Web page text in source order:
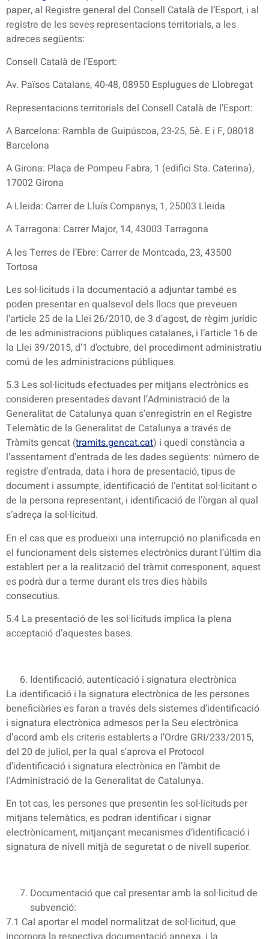
paper, al Registre general del Consell Català de l’Esport, i al
registre de les seves representacions territorials, a les
adreces següents:
Consell Català de l’Esport:
Av. Països Catalans, 40-48, 08950 Esplugues de Llobregat
Representacions territorials del Consell Català de l’Esport:
A Barcelona: Rambla de Guipúscoa, 23-25, 5è. E i F, 08018
Barcelona
A Girona: Plaça de Pompeu Fabra, 1 (edifici Sta. Caterina),
17002 Girona
A Lleida: Carrer de Lluís Companys, 1, 25003 Lleida
A Tarragona: Carrer Major, 14, 43003 Tarragona
A les Terres de l’Ebre: Carrer de Montcada, 23, 43500
Tortosa
Les sol·licituds i la documentació a adjuntar també es
poden presentar en qualsevol dels llocs que preveuen
l’article 25 de la Llei 26/2010, de 3 d’agost, de règim jurídic
de les administracions públiques catalanes, i l’article 16 de
la Llei 39/2015, d’1 d’octubre, del procediment administratiu
comú de les administracions públiques.
5.3 Les sol·licituds efectuades per mitjans electrònics es
consideren presentades davant l’Administració de la
Generalitat de Catalunya quan s’enregistrin en el Registre
Telemàtic de la Generalitat de Catalunya a través de
Tràmits gencat (tramits.gencat.cat) i quedi constància a
l’assentament d’entrada de les dades següents: número de
registre d’entrada, data i hora de presentació, tipus de
document i assumpte, identificació de l’entitat sol·licitant o
de la persona representant, i identificació de l’òrgan al qual
s’adreça la sol·licitud.
En el cas que es produeixi una interrupció no planificada en
el funcionament dels sistemes electrònics durant l’últim dia
establert per a la realització del tràmit corresponent, aquest
es podrà dur a terme durant els tres dies hàbils
consecutius.
5.4 La presentació de les sol·licituds implica la plena
acceptació d’aquestes bases.
Identificació, autenticació i signatura electrònica
La identificació i la signatura electrònica de les persones
beneficiàries es faran a través dels sistemes d’identificació
i signatura electrònica admesos per la Seu electrònica
d’acord amb els criteris establerts a l’Ordre GRI/233/2015,
del 20 de juliol, per la qual s’aprova el Protocol
d’identificació i signatura electrònica en l’àmbit de
l’Administració de la Generalitat de Catalunya.
En tot cas, les persones que presentin les sol·licituds per
mitjans telemàtics, es podran identificar i signar
electrònicament, mitjançant mecanismes d’identificació i
signatura de nivell mitjà de seguretat o de nivell superior.
Documentació que cal presentar amb la sol·licitud de
subvenció:
7.1 Cal aportar el model normalitzat de sol·licitud, que